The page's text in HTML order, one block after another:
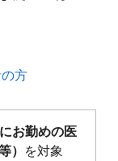
方​
お勤めの医
）
を対象